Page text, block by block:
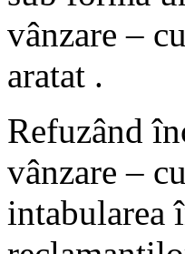
vânzare –
aratat .
Refuzând
vânzare –
intabularea